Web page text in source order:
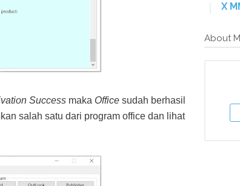
Success maka Office sudah berhasil
salah satu dari program office dan lihat
X
About